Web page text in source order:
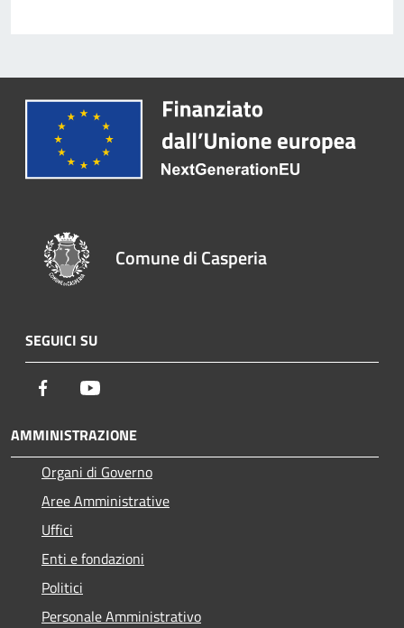
Comune di Casperia
SEGUICI SU
Facebook
AMMINISTRAZIONE
Organi di Governo
Aree Amministrative
Uffici
Enti e fondazioni
Politici
Personale Amministrativo